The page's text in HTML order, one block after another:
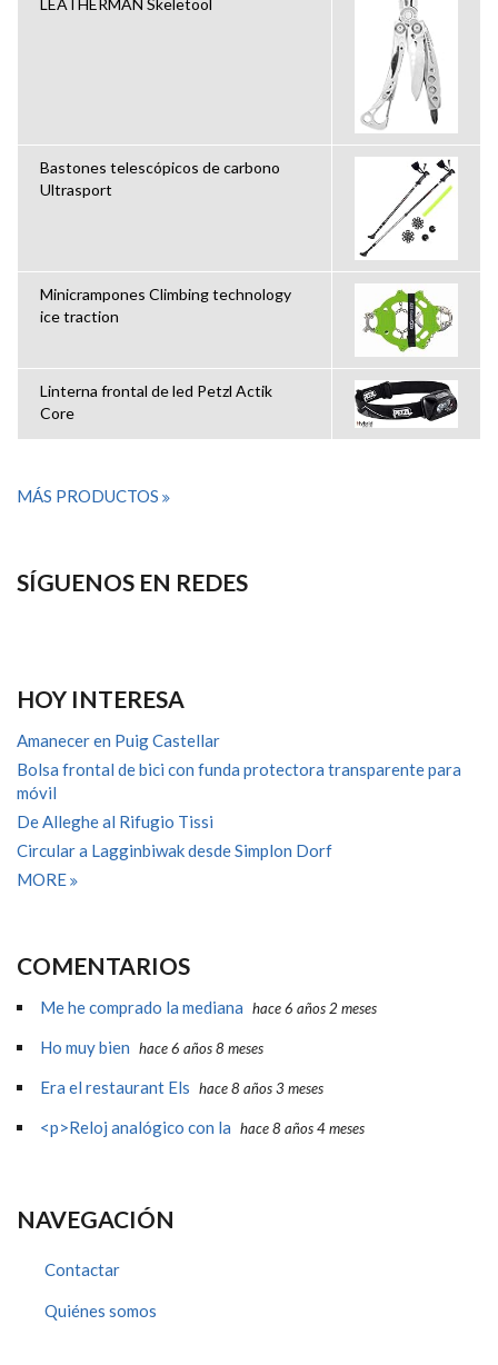
LEATHERMAN Skeletool
Bastones telescópicos de carbono
Ultrasport
Minicrampones Climbing technology
ice traction
Linterna frontal de led Petzl Actik
Core
MÁS PRODUCTOS
SÍGUENOS EN REDES
HOY INTERESA
Amanecer en Puig Castellar
Bolsa frontal de bici con funda protectora transparente para
móvil
De Alleghe al Rifugio Tissi
Circular a Lagginbiwak desde Simplon Dorf
MORE
COMENTARIOS
Me he comprado la mediana hace 6 años 2 meses
Ho muy bien hace 6 años 8 meses
Era el restaurant Els hace 8 años 3 meses
<p>Reloj analógico con la hace 8 años 4 meses
NAVEGACIÓN
Contactar
Quiénes somos